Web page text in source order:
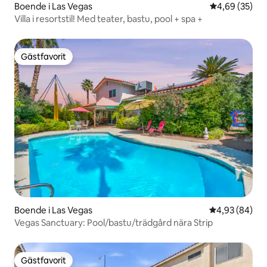
Boende i Las Vegas 4,69 av 5 i
4,69 (35)
Villa i resortstil! Med teater, bastu, pool + spa +
Gästfavorit
Gästfavorit
Boende i Las Vegas 4,93 av 5 i
4,93 (84)
Vegas Sanctuary: Pool/bastu/trädgård nära Strip
Gästfavorit